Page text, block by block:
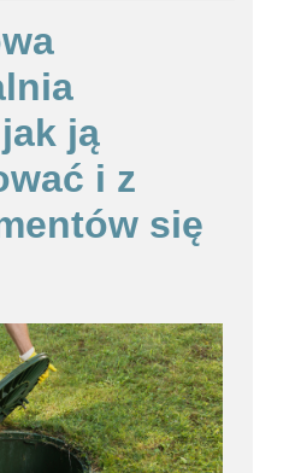
ją
i z
się